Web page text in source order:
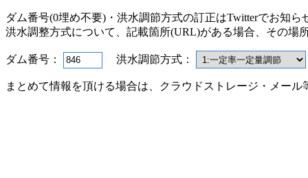
08/08 19:00
242.36 6.07 1.44 22.00 30.00
08/08 18:00
242.29 2.54 1.43 0.00
08/08 17:00
242.28 2.76 1.43 1.00
8.00
08/08 15:00
242.25 1.42 0.00
3.00
08/08 14:00
242.25 2.96 1.42 3.00
3.00
08/08 12:00
242.22 2.66 1.42 0.00
0.00
ダム番号(0埋め不要)・洪水調節方式の訂正はTwitterでお知ら
洪水調整方式について、記載箇所(URL)がある場合、その場
ダム番号： 洪水調節方式：
まとめて情報を頂ける場合は、クラウドストレージ・メー